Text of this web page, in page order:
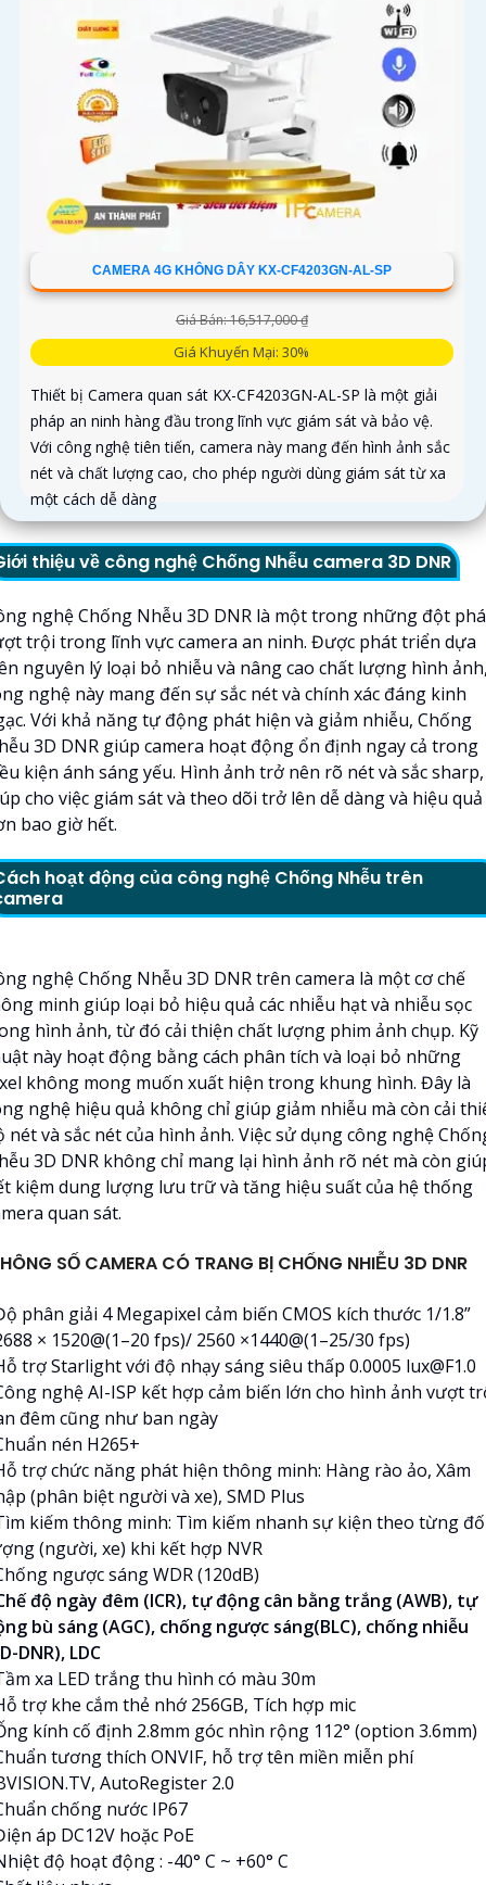
CAMERA 4G KHÔNG DÂY KX-CF4203GN-AL-SP
Giá Bán: 16,517,000 ₫
Giá Khuyến Mại: 30%
Thiết bị Camera quan sát KX-CF4203GN-AL-SP là một giải
pháp an ninh hàng đầu trong lĩnh vực giám sát và bảo vệ.
Với công nghệ tiên tiến, camera này mang đến hình ảnh sắc
nét và chất lượng cao, cho phép người dùng giám sát từ xa
một cách dễ dàng
thiệu về công nghệ Chống Nhễu camera 3D DNR
nghệ Chống Nhễu 3D DNR là một trong những đột phá
trội trong lĩnh vực camera an ninh. Được phát triển dựa
nguyên lý loại bỏ nhiễu và nâng cao chất lượng hình
nghệ này mang đến sự sắc nét và chính xác đáng kinh
Với khả năng tự động phát hiện và giảm nhiễu, Chống
3D DNR giúp camera hoạt động ổn định ngay cả trong
kiện ánh sáng yếu. Hình ảnh trở nên rõ nét và sắc sharp,
cho việc giám sát và theo dõi trở lên dễ dàng và hiệu quả
bao giờ hết.
hoạt động của công nghệ Chống Nhễu trên
nghệ Chống Nhễu 3D DNR trên camera là một cơ chế
minh giúp loại bỏ hiệu quả các nhiễu hạt và nhiễu sọc
hình ảnh, từ đó cải thiện chất lượng phim ảnh chụp. Kỹ
này hoạt động bằng cách phân tích và loại bỏ những
không mong muốn xuất hiện trong khung hình. Đây là
nghệ hiệu quả không chỉ giúp giảm nhiễu mà còn cải
nét và sắc nét của hình ảnh. Việc sử dụng công nghệ
3D DNR không chỉ mang lại hình ảnh rõ nét mà còn
kiệm dung lượng lưu trữ và tăng hiệu suất của hệ thống
quan sát.
SỐ CAMERA CÓ TRANG BỊ CHỐNG NHIỄU 3D DNR
phân giải 4 Megapixel cảm biến CMOS kích thước 1/1.8”
× 1520@(1–20 fps)/ 2560 ×1440@(1–25/30 fps)
trợ Starlight với độ nhạy sáng siêu thấp 0.0005 lux@F1.0
nghệ AI-ISP kết hợp cảm biến lớn cho hình ảnh vượt
đêm cũng như ban ngày
nén H265+
trợ chức năng phát hiện thông minh: Hàng rào ảo, Xâm
(phân biệt người và xe), SMD Plus
kiếm thông minh: Tìm kiếm nhanh sự kiện theo từng
(người, xe) khi kết hợp NVR
ngược sáng WDR (120dB)
độ ngày đêm (ICR), tự động cân bằng trắng (AWB), tự
bù sáng (AGC), chống ngược sáng(BLC), chống nhiễu
DNR), LDC
xa LED trắng thu hình có màu 30m
trợ khe cắm thẻ nhớ 256GB, Tích hợp mic
kính cố định 2.8mm góc nhìn rộng 112° (option 3.6mm)
tương thích ONVIF, hỗ trợ tên miền miễn phí
AutoRegister 2.0
chống nước IP67
áp DC12V hoặc PoE
độ hoạt động : -40° C ~ +60° C